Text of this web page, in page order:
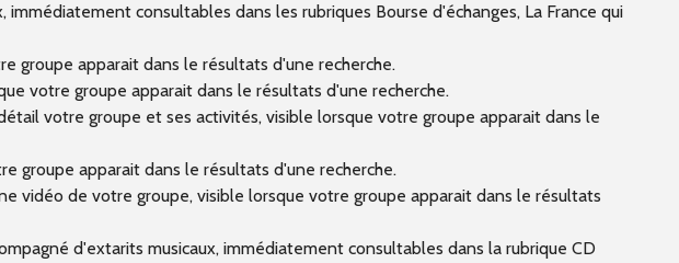
consultables dans les rubriques Bourse d'échanges, La France qui
groupe apparait dans le résultats d'une recherche.
votre groupe apparait dans le résultats d'une recherche.
votre groupe et ses activités, visible lorsque votre groupe apparait dans le
groupe apparait dans le résultats d'une recherche.
vidéo de votre groupe, visible lorsque votre groupe apparait dans le résultats
d'extarits musicaux, immédiatement consultables dans la rubrique CD